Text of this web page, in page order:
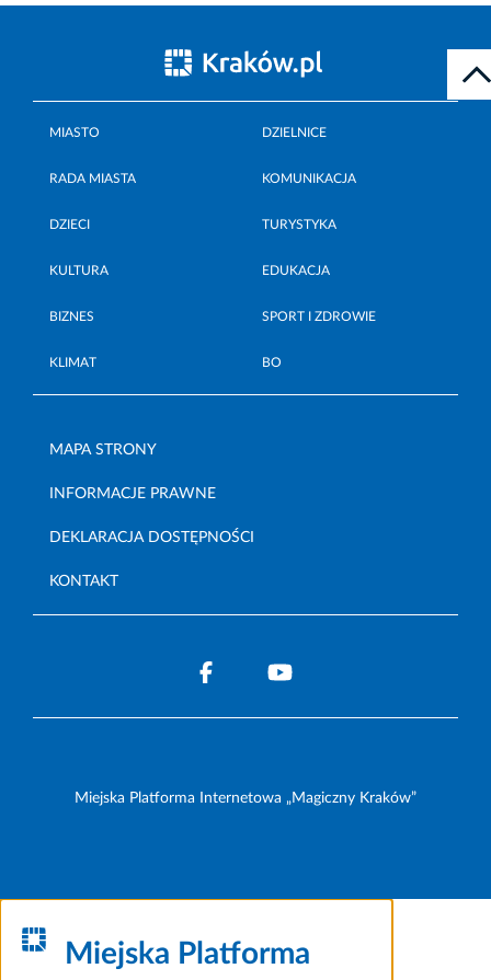
MIASTO DZIELNICE
RADA MIASTA KOMUNIKACJA
DZIECI TURYSTYKA
KULTURA EDUKACJA
BIZNES SPORT I ZDROWIE
KLIMAT BO
MAPA STRONY
INFORMACJE PRAWNE
DEKLARACJA DOSTĘPNOŚCI
KONTAKT
Miejska Platforma Internetowa „Magiczny Kraków”
Miejska Platforma